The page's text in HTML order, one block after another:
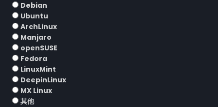
Debian
Ubuntu
ArchLinux
Manjaro
openSUSE
Fedora
LinuxMint
DeepinLinux
MX Linux
其他